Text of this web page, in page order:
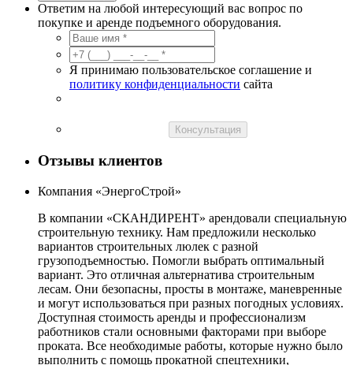
Ответим на любой интересующий вас вопрос по
покупке и аренде подъемного оборудования.
Я принимаю пользовательское соглашение и
политику конфиденциальности сайта
Консультация
Отзывы клиентов
Компания «ЭнергоСтрой»
В компании «СКАНДИРЕНТ» арендовали специальную
строительную технику. Нам предложили несколько
вариантов строительных люлек с разной
грузоподъемностью. Помогли выбрать оптимальный
вариант. Это отличная альтернатива строительным
лесам. Они безопасны, просты в монтаже, маневренные
и могут использоваться при разных погодных условиях.
Доступная стоимость аренды и профессионализм
работников стали основными факторами при выборе
проката. Все необходимые работы, которые нужно было
выполнить с помощь прокатной спецтехники,